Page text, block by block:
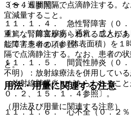
〔８．５参照〕。
１１．１．４． 急性腎障害（０
重篤な腎障害があらわれることが
能障害患者の項参照〕。
１１．１．５． 間質性肺炎（０
不明）：放射線療法を併用してい
（放射線肺臓炎）があらわれるこ
０．２、１５．１．４参照〕。
１１．１．６． 心不全（０．２％
３〜４週間間隔で点滴静注する。
宜減量すること。
４）． 前立腺癌：通常、成人に
して７５ｍｇ／u（体表面積）を１
隔で点滴静注する。なお、患者の
と。
用法・用量に関連する注意
（用法及び用量に関連する注意）